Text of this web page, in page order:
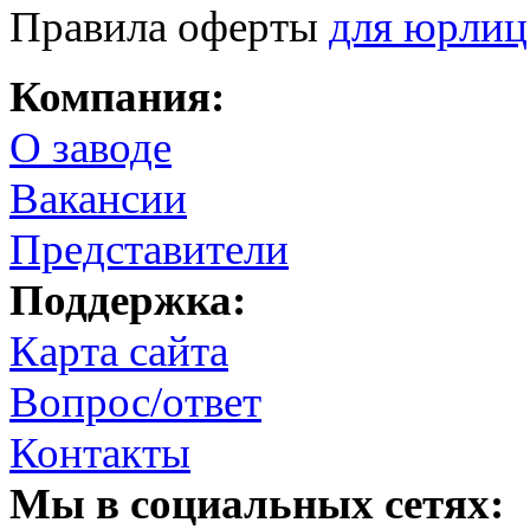
Правила оферты для
Компания:
О заводе
Вакансии
Представители
Поддержка:
Карта сайта
Вопрос/ответ
Контакты
Мы в социальных сетях: